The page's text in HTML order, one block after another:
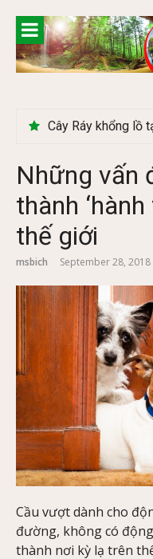
content
Những vấn
thành
thế giới
msbich September 28, 2018
Cầu vượt dành cho
đường, không có
thành nơi kỳ lạ trên